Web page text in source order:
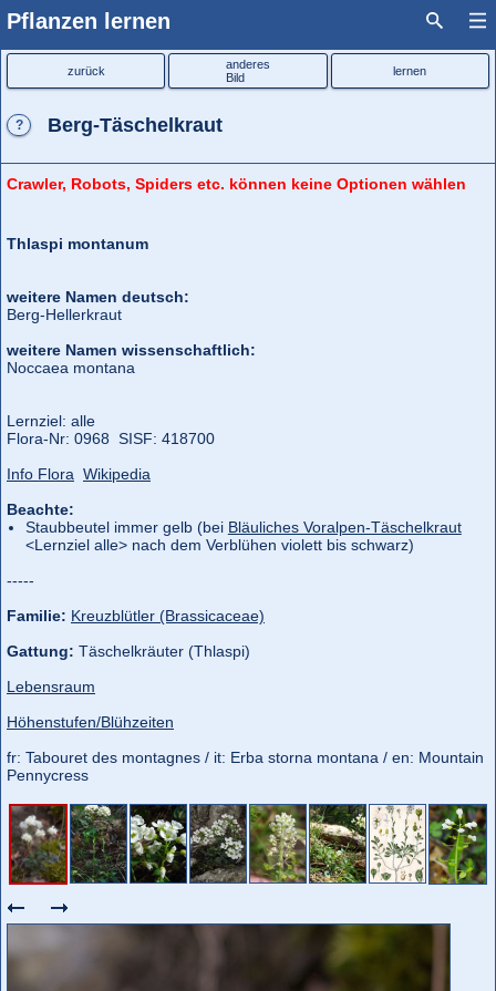
Pflanzen lernen
? Berg-Täschelkraut
zurück
anderes
Bild
lernen
Crawler, Robots, Spiders etc. können keine Optionen wählen
Thlaspi montanum
weitere Namen deutsch:
Berg-Hellerkraut
weitere Namen wissenschaftlich:
Noccaea montana
Lernziel: alle
Flora‑Nr: 0968 SISF: 418700
Info Flora Wikipedia
Beachte:
Staubbeutel immer gelb (bei Bläuliches Voralpen-Täschelkraut
<Lernziel alle> nach dem Verblühen violett bis schwarz)
-----
Familie: Kreuzblütler (Brassicaceae)
Gattung: Täschelkräuter (Thlaspi)
Lebensraum
Höhenstufen/Blühzeiten
fr: Tabouret des montagnes / it: Erba storna montana / en: Mountain
Pennycress